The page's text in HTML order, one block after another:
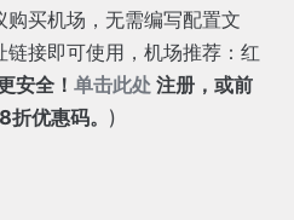
买机场，无需编写配置文
接即可使用，机场推荐：红
安全！ 单击此处 注册，或前
折优惠码。 )